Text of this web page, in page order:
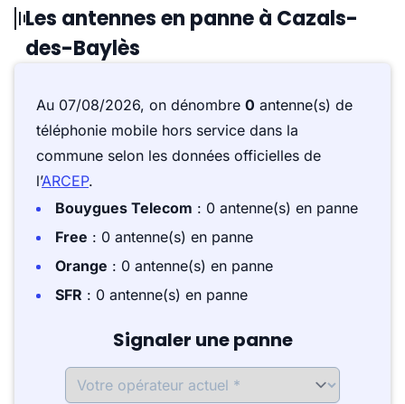
Les antennes en panne à Cazals-
des-Baylès
Au 07/08/2026, on dénombre 0 antenne(s) de
téléphonie mobile hors service dans la
commune selon les données officielles de
l’ARCEP.
Bouygues Telecom : 0 antenne(s) en panne
Free : 0 antenne(s) en panne
Orange : 0 antenne(s) en panne
SFR : 0 antenne(s) en panne
Signaler une panne